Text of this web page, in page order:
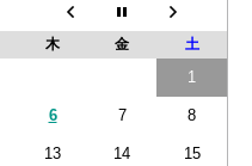
木 金 土
1
6 7 8
13 14 15